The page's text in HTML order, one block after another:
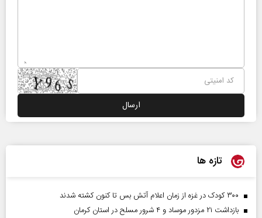
تازه ها
۳۰۰ کودک در غزه از زمان اعلام آتش بس تا کنون کشته شدند
بازداشت ۲۱ مزدور موساد و ۴ شرور مسلح در استان کرمان